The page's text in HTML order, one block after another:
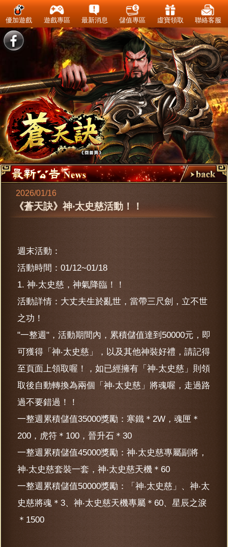
優加遊戲 遊戲專區 最新消息 儲值專區 虛寶領取 聯絡客服
2026/01/16
《蒼天訣》神‧太史慈活動！！
週末活動：
活動時間：01/12~01/18
1. 神‧太史慈，神氣降臨！！
活動詳情：大丈夫生於亂世，當帶三尺劍，立不世
之功！
"一整週"，活動期間內，累積儲值達到50000元，即
可獲得「神‧太史慈」，以及其他神裝好禮，請記得
至頁面上領取喔！，如已經擁有「神‧太史慈」則領
取後自動轉換為兩個「神‧太史慈」將魂喔，走過路
過不要錯過！！
一整週累積儲值35000獎勵：寒鐵＊2W，魂匣＊
200，虎符＊100，晉升石＊30
一整週累積儲值45000獎勵：神‧太史慈專屬副將，
神‧太史慈套裝一套，神‧太史慈天機＊60
一整週累積儲值50000獎勵：「神‧太史慈」、神‧太
史慈將魂＊3、神‧太史慈天機專屬＊60、星辰之淚
＊1500